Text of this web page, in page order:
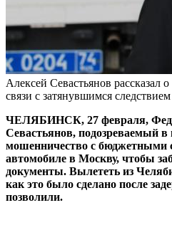
Алексей Севастьянов рассказал
связи с затянувшимся следствием
ЧЕЛЯБИНСК, 27 февраля,
Севастьянов, подозреваемый
мошенничество с бюджетными
автомобиле в Москву, чтобы
документы. Вылететь из
как это было сделано после
позволили.